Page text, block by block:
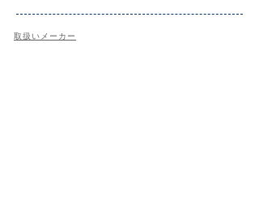
取扱いメーカー